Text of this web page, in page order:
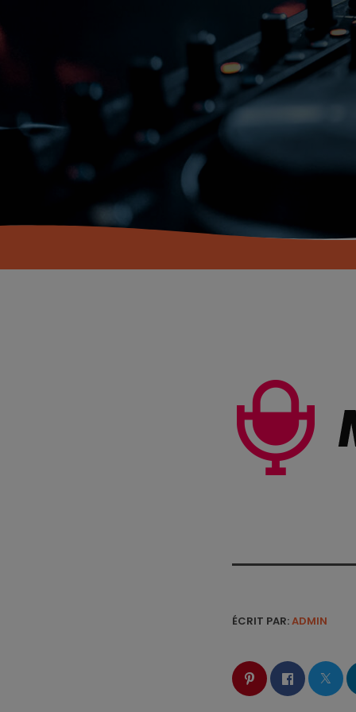
ÉCRIT PAR:ADMIN